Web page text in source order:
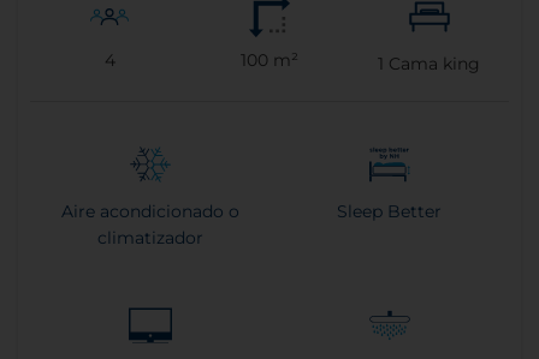
4 100 m² 1 Cama king
Aire acondicionado o
climatizador
Sleep Better